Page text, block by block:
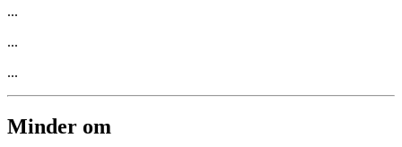
...
...
...
Minder om